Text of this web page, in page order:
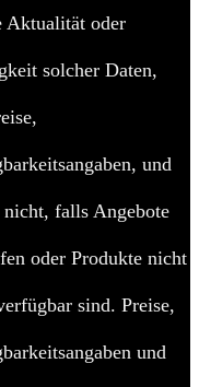
Aktualität oder
solcher Daten,
und
nicht, falls Angebote
oder Produkte nicht
sind. Preise,
und